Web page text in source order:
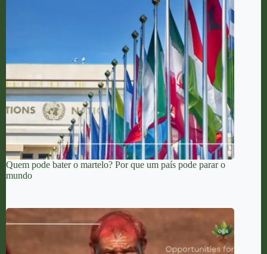
Quem pode bater o martelo? Por que um país pode parar o
mundo